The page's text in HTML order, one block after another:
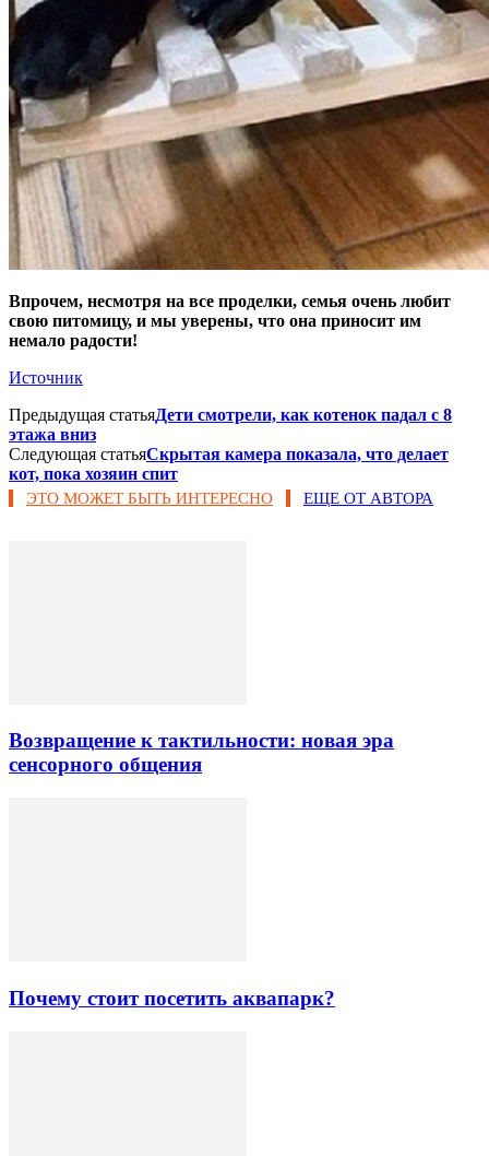
Впрочем, несмотря на все проделки, семья очень любит
свою питомицу, и мы уверены, что она приносит им
немало радости!
Источник
Предыдущая статьяДети смотрели, как котенок падал с 8
этажа вниз
Следующая статьяСкрытая камера показала, что делает
кот, пока хозяин спит
ЭТО МОЖЕТ БЫТЬ ИНТЕРЕСНО ЕЩЕ ОТ АВТОРА
Возвращение к тактильности: новая эра
сенсорного общения
Почему стоит посетить аквапарк?